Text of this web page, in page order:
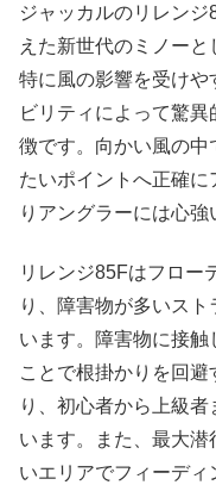
ジャッカルのリレン
えた新世代のミノーと
特に風の影響を受けや
ビリティによって驚
徴です。向かい風の
たいポイントへ正確
りアングラーには心強
リレンジ85Fはフロー
り、障害物が多いス
います。障害物に接
ことで根掛かりを回
り、初心者から上級
います。また、最大
いエリアでフィーデ